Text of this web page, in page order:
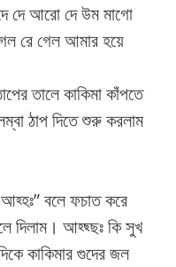
দে আরো দে উম মাগো
গেল আমার হয়ে
তালে কাকিমা কাঁপতে
ঠাপ দিতে শুরু করলাম
বলে ফচাত করে
দিলাম। আহ্ছ্ছঃ কি সুখ
কাকিমার গুদের জল